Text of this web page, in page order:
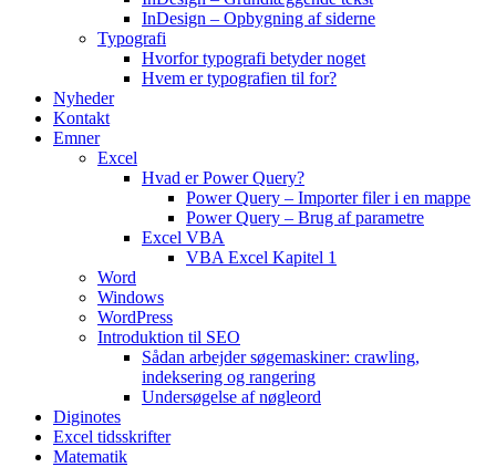
InDesign – Opbygning af siderne
Typografi
Hvorfor typografi betyder noget
Hvem er typografien til for?
Nyheder
Kontakt
Emner
Excel
Hvad er Power Query?
Power Query – Importer filer i en mappe
Power Query – Brug af parametre
Excel VBA
VBA Excel Kapitel 1
Word
Windows
WordPress
Introduktion til SEO
Sådan arbejder søgemaskiner: crawling,
indeksering og rangering
Undersøgelse af nøgleord
Diginotes
Excel tidsskrifter
Matematik